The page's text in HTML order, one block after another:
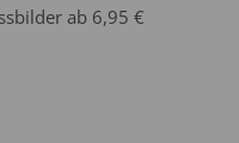
ab 6,95 €